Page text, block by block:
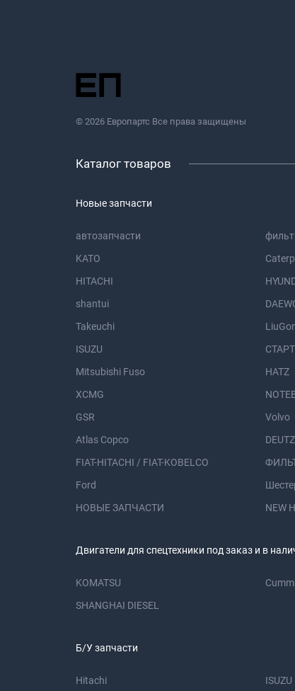
© 2026 Европартс Все права защищены
Каталог товаров
Новые запчасти
автозапчасти
KATO
HITACHI
shantui
Takeuchi
ISUZU
Mitsubishi Fuso
HATZ
XCMG
GSR
Volvo
Atlas Copco
DEUTZ
FIAT-HITACHI / FIAT-KOBELCO
Ford
НОВЫЕ ЗАПЧАСТИ
NEW
Двигатели для спецтехники под заказ и в
KOMATSU
SHANGHAI DIESEL
Б/У запчасти
Hitachi ISUZU